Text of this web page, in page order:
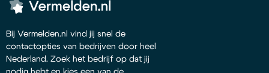
Bij Vermelden.nl vind jij snel de
contactopties van bedrijven door heel
Nederland. Zoek het bedrijf op dat jij